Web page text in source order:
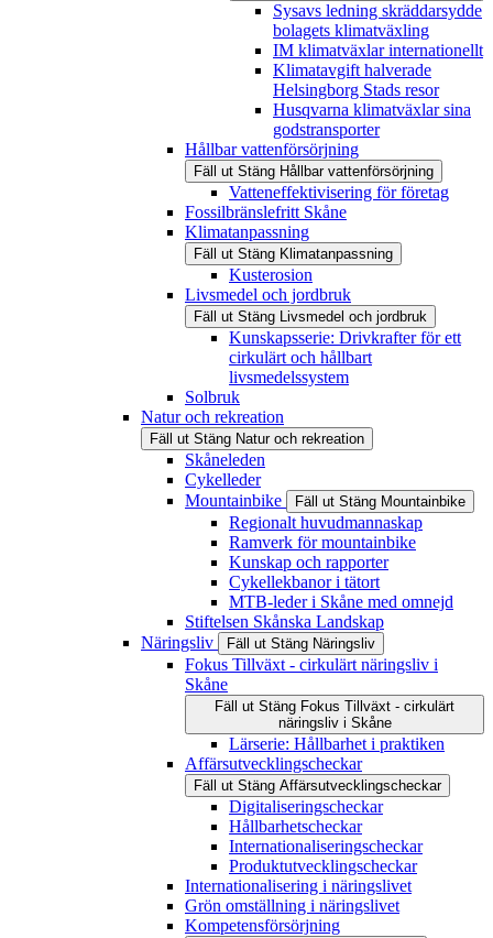
Sysavs ledning skräddarsydde
bolagets klimatväxling
IM klimatväxlar internationellt
Klimatavgift halverade
Helsingborg Stads resor
Husqvarna klimatväxlar sina
godstransporter
Hållbar vattenförsörjning
Fäll ut Stäng Hållbar vattenförsörjning
Vatteneffektivisering för företag
Fossilbränslefritt Skåne
Klimatanpassning
Fäll ut Stäng Klimatanpassning
Kusterosion
Livsmedel och jordbruk
Fäll ut Stäng Livsmedel och jordbruk
Kunskapsserie: Drivkrafter för ett
cirkulärt och hållbart
livsmedelssystem
Solbruk
Natur och rekreation
Fäll ut Stäng Natur och rekreation
Skåneleden
Cykelleder
Mountainbike
Fäll ut Stäng Mountainbike
Regionalt huvudmannaskap
Ramverk för mountainbike
Kunskap och rapporter
Cykellekbanor i tätort
MTB-leder i Skåne med omnejd
Stiftelsen Skånska Landskap
Näringsliv
Fäll ut Stäng Näringsliv
Fokus Tillväxt - cirkulärt näringsliv i
Skåne
Fäll ut Stäng Fokus Tillväxt - cirkulärt
näringsliv i Skåne
Lärserie: Hållbarhet i praktiken
Affärsutvecklingscheckar
Fäll ut Stäng Affärsutvecklingscheckar
Digitaliseringscheckar
Hållbarhetscheckar
Internationaliseringscheckar
Produktutvecklingscheckar
Internationalisering i näringslivet
Grön omställning i näringslivet
Kompetensförsörjning